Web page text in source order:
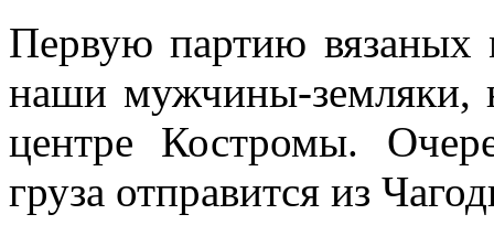
Первую партию вязаных
наши мужчины-земляки,
центре Костромы.
груза отправится из